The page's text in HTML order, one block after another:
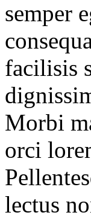
semper
facilisis
Morbi
orci
lectus